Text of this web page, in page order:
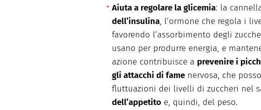
Aiuta a regolare la glicemia: la
dell’insulina, l’ormone che regola i
favorendo l’assorbimento degli
usano per produrre energia, e
azione contribuisce a prevenire i
gli attacchi di fame nervosa, che
fluttuazioni dei livelli di zuccheri nel
dell’appetito e, quindi, del peso.